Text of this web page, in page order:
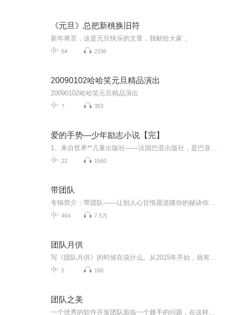
《元旦》总把新桃换旧符
新年将至，这是元旦快乐的文章，我献给大家，
64 2196
20090102哈哈笑元旦精品演出
20090102哈哈笑元旦精品演出
7 353
爱的手势—少年励志小说【完】
22 1560
带团队
464 7.5万
团队月供
5 168
团队之美